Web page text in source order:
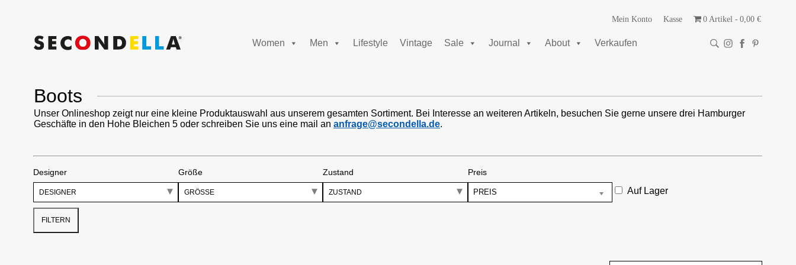
Mein Konto Kasse 0 Artikel 0,00 €
Women Men Lifestyle Vintage Sale Journal About Verkaufen
Boots
Unser Onlineshop zeigt nur eine kleine Produktauswahl aus unserem gesamten Sortiment. Bei Interesse an weiteren Artikeln, besuchen Sie gerne unsere drei Hamburger
Geschäfte in den Hohe Bleichen 5 oder schreiben Sie uns eine mail an anfrage@secondella.de.
Designer
DESIGNER
Größe
GRÖSSE
Zustand
ZUSTAND
Preis
PREIS Auf Lager
FILTERN